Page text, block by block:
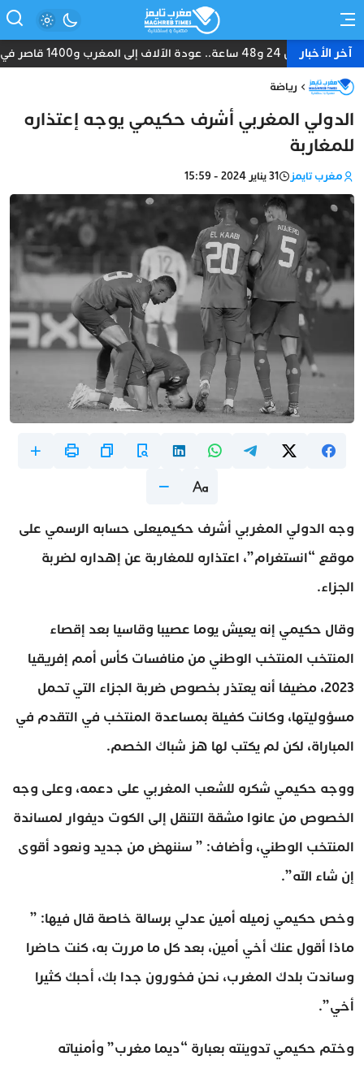
آخر الأخباربين 24 و48 ساعة.. عودة الآلاف إلى المغرب و1400 قاصر في قلب أزمة سبتة
رياضة
الدولي المغربي أشرف حكيمي يوجه إعتذاره
للمغاربة
مغرب تايمز 31 يناير 2024 - 15:59
وجه الدولي المغربي أشرف حكيميعلى حسابه الرسمي على
موقع “انستغرام”، اعتذاره للمغاربة عن إهداره لضربة
الجزاء.
وقال حكيمي إنه يعيش يوما عصيبا وقاسيا بعد إقصاء
المنتخب المنتخب الوطني من منافسات كأس أمم إفريقيا
2023، مضيفا أنه يعتذر بخصوص ضربة الجزاء التي تحمل
مسؤوليتها، وكانت كفيلة بمساعدة المنتخب في التقدم في
المباراة، لكن لم يكتب لها هز شباك الخصم.
ووجه حكيمي شكره للشعب المغربي على دعمه، وعلى وجه
الخصوص من عانوا مشقة التنقل إلى الكوت ديفوار لمساندة
المنتخب الوطني، وأضاف: ” سننهض من جديد ونعود أقوى
إن شاء الله”.
وخص حكيمي زميله أمين عدلي برسالة خاصة قال فيها: ”
ماذا أقول عنك أخي أمين، بعد كل ما مررت به، كنت حاضرا
وساندت بلدك المغرب، نحن فخورون جدا بك، أحبك كثيرا
أخي”.
وختم حكيمي تدوينته بعبارة “ديما مغرب” وأمنياته